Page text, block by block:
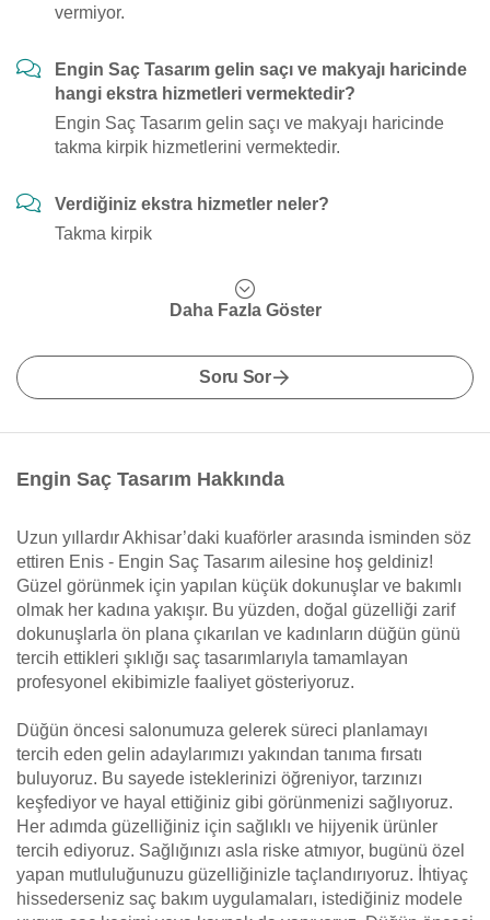
vermiyor.
Engin Saç Tasarım gelin saçı ve makyajı haricinde
hangi ekstra hizmetleri vermektedir?
Engin Saç Tasarım gelin saçı ve makyajı haricinde
takma kirpik hizmetlerini vermektedir.
Verdiğiniz ekstra hizmetler neler?
Takma kirpik
Daha Fazla Göster
Soru Sor
Engin Saç Tasarım Hakkında
Uzun yıllardır Akhisar’daki kuaförler arasında isminden söz
ettiren Enis - Engin Saç Tasarım ailesine hoş geldiniz!
Güzel görünmek için yapılan küçük dokunuşlar ve bakımlı
olmak her kadına yakışır. Bu yüzden, doğal güzelliği zarif
dokunuşlarla ön plana çıkarılan ve kadınların düğün günü
tercih ettikleri şıklığı saç tasarımlarıyla tamamlayan
profesyonel ekibimizle faaliyet gösteriyoruz.
Düğün öncesi salonumuza gelerek süreci planlamayı
tercih eden gelin adaylarımızı yakından tanıma fırsatı
buluyoruz. Bu sayede isteklerinizi öğreniyor, tarzınızı
keşfediyor ve hayal ettiğiniz gibi görünmenizi sağlıyoruz.
Her adımda güzelliğiniz için sağlıklı ve hijyenik ürünler
tercih ediyoruz. Sağlığınızı asla riske atmıyor, bugünü özel
yapan mutluluğunuzu güzelliğinizle taçlandırıyoruz. İhtiyaç
hissederseniz saç bakım uygulamaları, istediğiniz modele